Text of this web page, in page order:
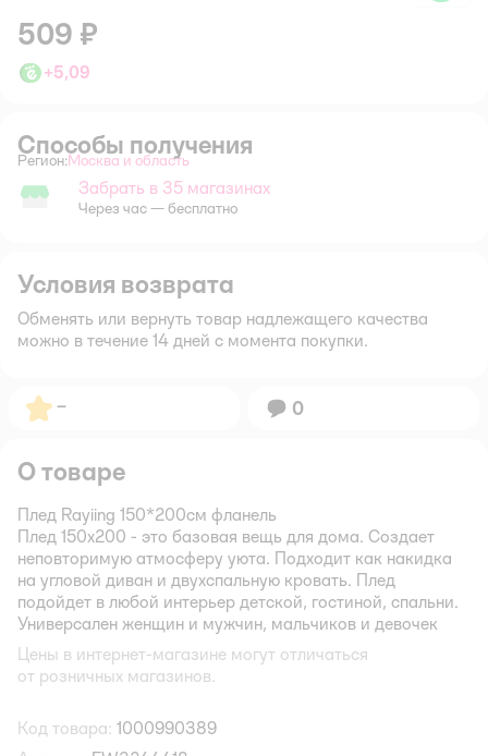
509 ₽
+5,09
Способы получения
Регион: Выбор адреса доставки.
Москва и область
Забрать в магазине
Забрать в 35 магазинах
Через час — бесплатно
Условия возврата
Обменять или вернуть товар надлежащего качества
можно в течение 14 дней с момента покупки.
Рейтинг:
– Вопросов:
0
О товаре
Плед Rayiing 150*200см фланель
Плед 150х200 - это базовая вещь для дома. Создает
неповторимую атмосферу уюта. Подходит как накидка
на угловой диван и двухспальную кровать. Плед
подойдет в любой интерьер детской, гостиной, спальни.
Универсален женщин и мужчин, мальчиков и девочек
Цены в интернет-магазине могут отличаться
от розничных магазинов.
Код товара: 1000990389